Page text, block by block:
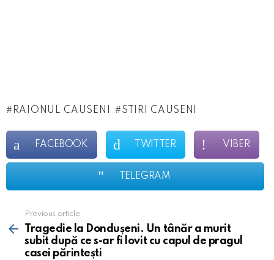
RAIONUL CAUSENI STIRI CAUSENI
FACEBOOK TWITTER VIBER
TELEGRAM
more
Previous article
Tragedie la Dondușeni. Un tânăr a murit
subit după ce s-ar fi lovit cu capul de pragul
casei părintești